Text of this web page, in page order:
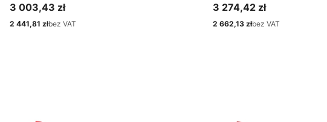
Cena
3 003,43 zł
Cena
2 441,81 złbez VAT
Cena
3 274,42 zł
Cena
2 662,13 złbez VAT